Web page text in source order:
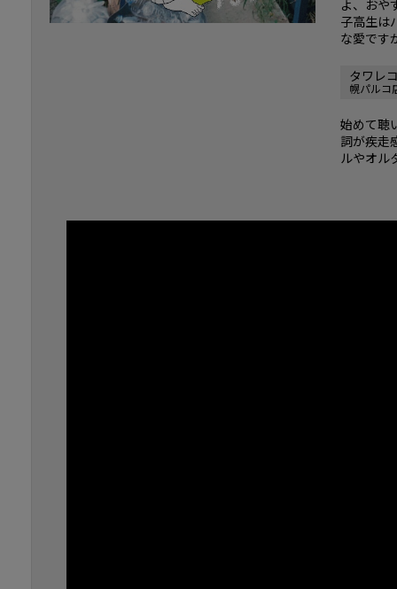
よ、おや
子高生は
な愛です
タワレ
幌パルコ
始めて聴
詞が疾走
ルやオル